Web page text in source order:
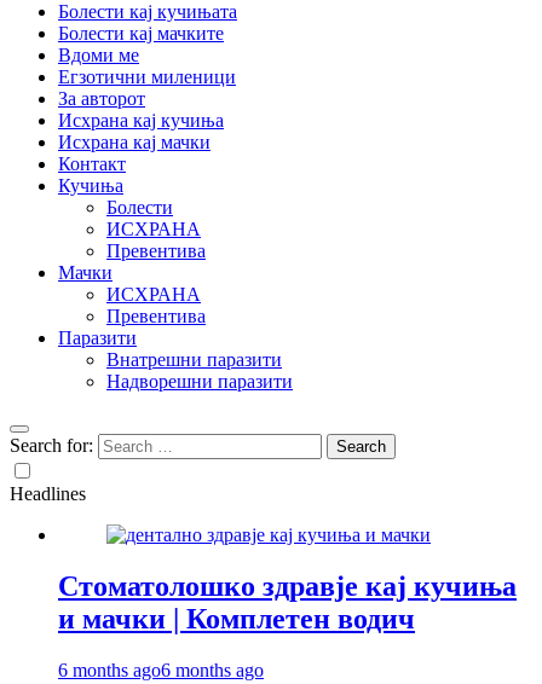
Болести кај кучињата
Болести кај мачките
Вдоми ме
Егзотични миленици
За авторот
Исхрана кај кучиња
Исхрана кај мачки
Контакт
Кучиња
Болести
ИСХРАНА
Превентива
Мачки
ИСХРАНА
Превентива
Паразити
Внатрешни паразити
Надворешни паразити
Search for:
Headlines
Стоматолошко здравје кај кучиња
и мачки | Комплетен водич
6 months ago6 months ago